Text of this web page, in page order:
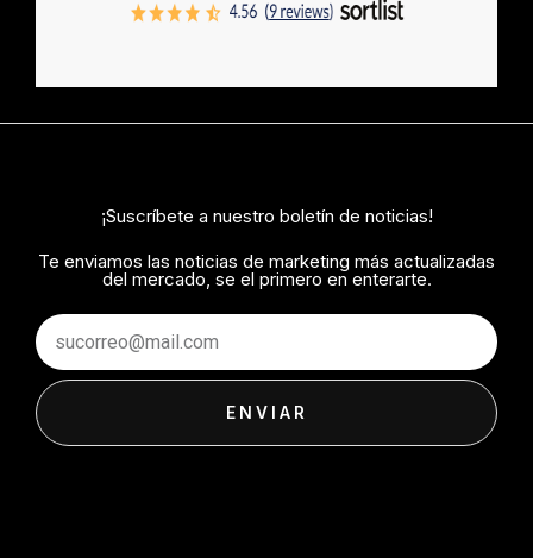
¡Suscríbete a nuestro boletín de noticias!
Te enviamos las noticias de marketing más actualizadas
del mercado, se el primero en enterarte.
Email
ENVIAR